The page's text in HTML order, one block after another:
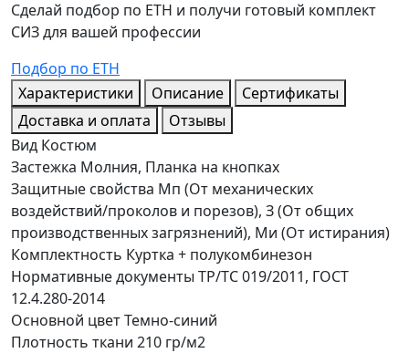
Сделай подбор по ЕТН и получи готовый комплект
СИЗ для вашей профессии
Подбор по ЕТН
Характеристики
Описание
Сертификаты
Доставка и оплата
Отзывы
Вид Костюм
Застежка Молния, Планка на кнопках
Защитные свойства Мп (От механических
воздействий/проколов и порезов), З (От общих
производственных загрязнений), Ми (От истирания)
Комплектность Куртка + полукомбинезон
Нормативные документы ТР/ТС 019/2011, ГОСТ
12.4.280-2014
Основной цветТемно-синий
Плотность ткани 210 гр/м2